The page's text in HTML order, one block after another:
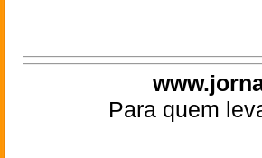
Para quem